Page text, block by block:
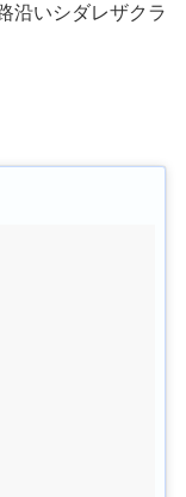
沿いシダレザクラ